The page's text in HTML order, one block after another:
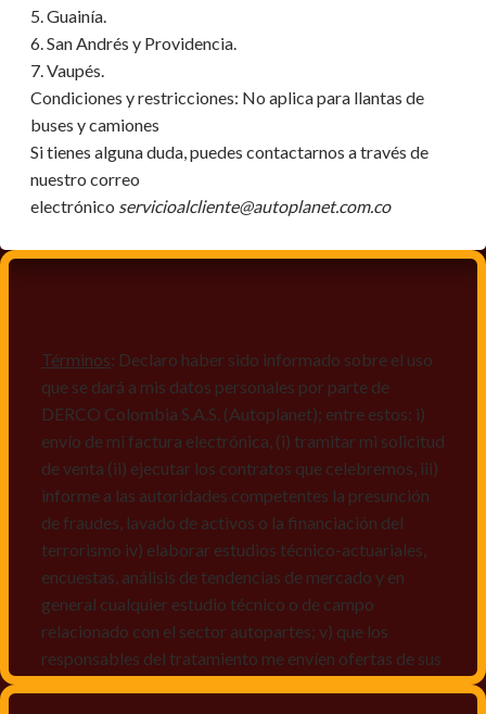
5. Guainía.
6. San Andrés y Providencia.
7. Vaupés.
Condiciones y restricciones: No aplica para llantas de
buses y camiones
Si tienes alguna duda, puedes contactarnos a través de
nuestro correo
electrónico servicioalcliente@autoplanet.com.co
Términos: Declaro haber sido informado sobre el uso
que se dará a mis datos personales por parte de
DERCO Colombia S.A.S. (Autoplanet); entre estos: i)
envío de mi factura electrónica, (i) tramitar mi solicitud
de venta (ii) ejecutar los contratos que celebremos, iii)
informe a las autoridades competentes la presunción
de fraudes, lavado de activos o la financiación del
terrorismo iv) elaborar estudios técnico-actuariales,
encuestas, análisis de tendencias de mercado y en
general cualquier estudio técnico o de campo
relacionado con el sector autopartes; v) que los
responsables del tratamiento me envíen ofertas de sus